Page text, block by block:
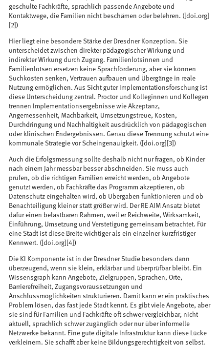
geschulte Fachkräfte, sprachlich passende Angebote und
Kontaktwege, die Familien nicht beschämen oder belehren. ([doi.org]
[2])
Hier liegt eine besondere Stärke der Dresdner Konzeption. Sie
unterscheidet zwischen direkter pädagogischer Wirkung und
indirekter Wirkung durch Zugang. Familienlotsinnen und
Familienlotsen ersetzen keine Sprachförderung, aber sie können
Suchkosten senken, Vertrauen aufbauen und Übergänge in reale
Nutzung ermöglichen. Aus Sicht guter Implementationsforschung ist
diese Unterscheidung zentral. Proctor und Kolleginnen und Kollegen
trennen Implementationsergebnisse wie Akzeptanz,
Angemessenheit, Machbarkeit, Umsetzungstreue, Kosten,
Durchdringung und Nachhaltigkeit ausdrücklich von pädagogischen
oder klinischen Endergebnissen. Genau diese Trennung schützt eine
kommunale Strategie vor Scheingenauigkeit. ([doi.org][3])
Auch die Erfolgsmessung sollte deshalb nicht nur fragen, ob Kinder
nach einem Jahr messbar besser abschneiden. Sie muss auch
prüfen, ob die richtigen Familien erreicht werden, ob Angebote
genutzt werden, ob Fachkräfte das Programm akzeptieren, ob
Datenschutz eingehalten wird, ob Übergaben funktionieren und ob
Benachteiligung kleiner statt größer wird. Der RE AIM Ansatz bietet
dafür einen belastbaren Rahmen, weil er Reichweite, Wirksamkeit,
Einführung, Umsetzung und Verstetigung gemeinsam betrachtet. Für
eine Stadt ist diese Breite wichtiger als ein einzelner kurzfristiger
Kennwert. ([doi.org][4])
Die KI Komponente ist in der Dresdner Studie besonders dann
überzeugend, wenn sie klein, erklärbar und überprüfbar bleibt. Ein
Wissensgraph kann Angebote, Zielgruppen, Sprachen, Orte,
Barrierefreiheit, Zugangsvoraussetzungen und
Anschlussmöglichkeiten strukturieren. Damit kann er ein praktisches
Problem lösen, das fast jede Stadt kennt. Es gibt viele Angebote, aber
sie sind für Familien und Fachkräfte oft schwer vergleichbar, nicht
aktuell, sprachlich schwer zugänglich oder nur über informelle
Netzwerke bekannt. Eine gute digitale Infrastruktur kann diese Lücke
verkleinern. Sie schafft aber keine Bildungsgerechtigkeit von selbst.